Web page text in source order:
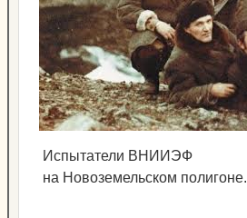
Испытатели ВНИИЭФ
на Новоземельском полигоне.